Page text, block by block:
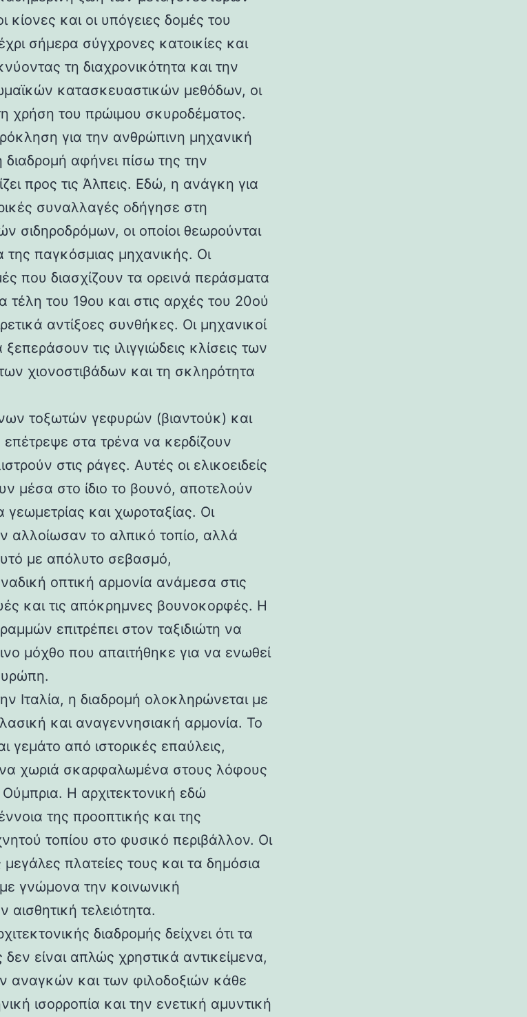
και οι υπόγειες δομές του
σήμερα σύγχρονες κατοικίες και
τη διαχρονικότητα και την
κατασκευαστικών μεθόδων, οι
χρήση του πρώιμου σκυροδέματος.
για την ανθρώπινη μηχανική
αφήνει πίσω της την
προς τις Άλπεις. Εδώ, η ανάγκη για
συναλλαγές οδήγησε στη
σιδηροδρόμων, οι οποίοι θεωρούνται
της παγκόσμιας μηχανικής. Οι
που διασχίζουν τα ορεινά περάσματα
του 19ου και στις αρχές του 20ού
αντίξοες συνθήκες. Οι μηχανικοί
τις ιλιγγιώδεις κλίσεις των
χιονοστιβάδων και τη σκληρότητα
τοξωτών γεφυρών (βιαντούκ) και
στα τρένα να κερδίζουν
στις ράγες. Αυτές οι ελικοειδείς
μέσα στο ίδιο το βουνό, αποτελούν
γεωμετρίας και χωροταξίας. Οι
αλλοίωσαν το αλπικό τοπίο, αλλά
με απόλυτο σεβασμό,
οπτική αρμονία ανάμεσα στις
και τις απόκρημνες βουνοκορφές. Η
επιτρέπει στον ταξιδιώτη να
μόχθο που απαιτήθηκε για να ενωθεί
Ιταλία, η διαδρομή ολοκληρώνεται με
και αναγεννησιακή αρμονία. Το
γεμάτο από ιστορικές επαύλεις,
χωριά σκαρφαλωμένα στους λόφους
Η αρχιτεκτονική εδώ
της προοπτικής και της
τοπίου στο φυσικό περιβάλλον. Οι
μεγάλες πλατείες τους και τα δημόσια
γνώμονα την κοινωνική
αισθητική τελειότητα.
διαδρομής δείχνει ότι τα
δεν είναι απλώς χρηστικά αντικείμενα,
αναγκών και των φιλοδοξιών κάθε
ισορροπία και την ενετική αμυντική